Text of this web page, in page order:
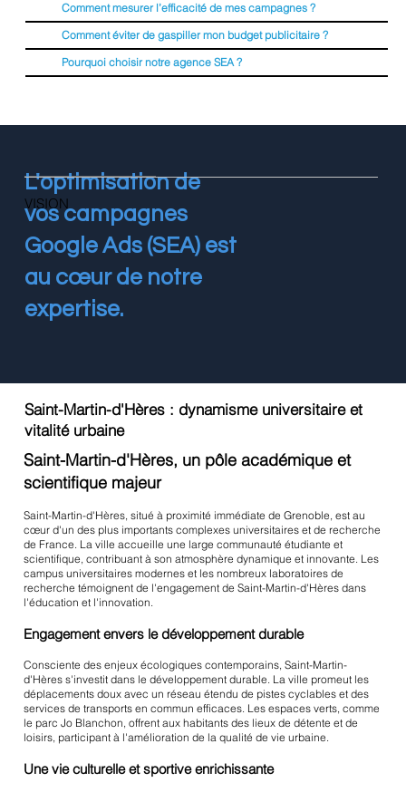
Comment mesurer l’efficacité de mes campagnes ?
Comment éviter de gaspiller mon budget publicitaire ?
Pourquoi choisir notre agence SEA ?
VISION
L'optimisation de
vos campagnes
Google Ads (SEA) est
au cœur de notre
expertise.
Saint-Martin-d'Hères : dynamisme universitaire et
vitalité urbaine
Saint-Martin-d'Hères, un pôle académique et
scientifique majeur
Saint-Martin-d'Hères, situé à proximité immédiate de Grenoble, est au
cœur d'un des plus importants complexes universitaires et de recherche
de France. La ville accueille une large communauté étudiante et
scientifique, contribuant à son atmosphère dynamique et innovante. Les
campus universitaires modernes et les nombreux laboratoires de
recherche témoignent de l'engagement de Saint-Martin-d'Hères dans
l'éducation et l'innovation.
Engagement envers le développement durable
Consciente des enjeux écologiques contemporains, Saint-Martin-
d'Hères s'investit dans le développement durable. La ville promeut les
déplacements doux avec un réseau étendu de pistes cyclables et des
services de transports en commun efficaces. Les espaces verts, comme
le parc Jo Blanchon, offrent aux habitants des lieux de détente et de
loisirs, participant à l'amélioration de la qualité de vie urbaine.
Une vie culturelle et sportive enrichissante